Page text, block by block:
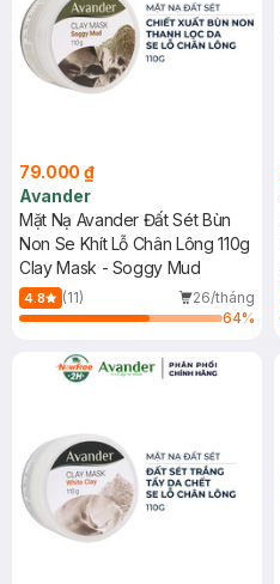
79.000 ₫
Avander
Mặt Nạ Avander Đất Sét Bùn
Non Se Khít Lỗ Chân Lông 110g
Clay Mask - Soggy Mud
4.8 (11)
26/tháng
64%